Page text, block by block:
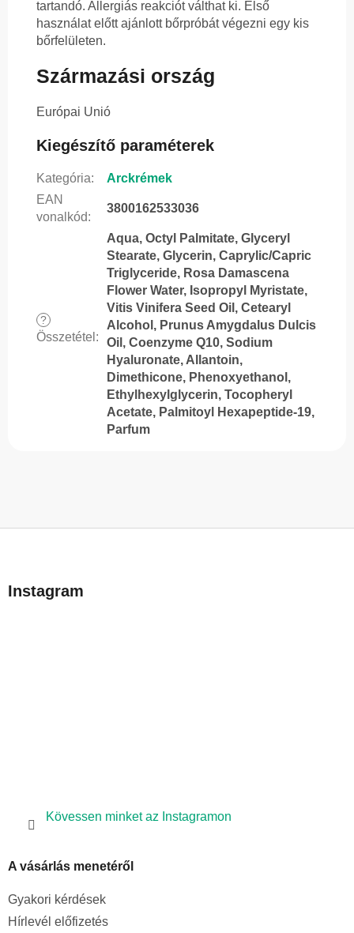
tartandó. Allergiás reakciót válthat ki. Első
használat előtt ajánlott bőrpróbát végezni egy kis
bőrfelületen.
Származási ország
Európai Unió
Kiegészítő paraméterek
Kategória:
Arckrémek
EAN
vonalkód:
3800162533036
?
Összetétel :
Aqua, Octyl Palmitate, Glyceryl
Stearate, Glycerin, Caprylic/Capric
Triglyceride, Rosa Damascena
Flower Water, Isopropyl Myristate,
Vitis Vinifera Seed Oil, Cetearyl
Alcohol, Prunus Amygdalus Dulcis
Oil, Coenzyme Q10, Sodium
Hyaluronate, Allantoin,
Dimethicone, Phenoxyethanol,
Ethylhexylglycerin, Tocopheryl
Acetate, Palmitoyl Hexapeptide-19,
Parfum
bInstagram
Kövessen minket az Instagramon
A vásárlás menetéről
Gyakori kérdések
Hírlevél előfizetés